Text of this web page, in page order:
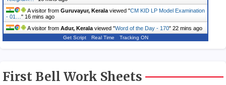
A visitor from Guruvayur, Kerala viewed "CM KID LP Model Examination
- 01… " 16 mins ago
A visitor from Adur, Kerala viewed "Word of the Day - 170" 22 mins ago
Get Script Real Time Tracking ON
First Bell Work Sheets